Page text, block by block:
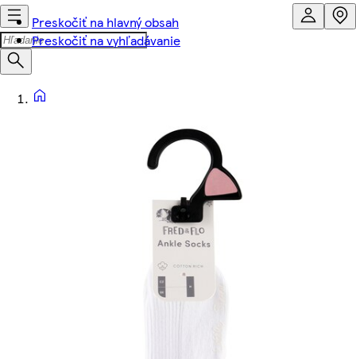
Preskočiť na hlavný obsah
Preskočiť na vyhľadávanie